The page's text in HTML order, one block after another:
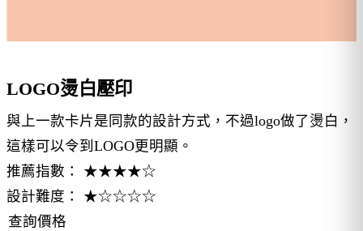
LOGO燙白壓印
與上一款卡片是同款的設計方式，不過logo做了燙白，
這樣可以令到LOGO更明顯。
推薦指數： ★★★★☆
設計難度： ★☆☆☆☆
查詢價格